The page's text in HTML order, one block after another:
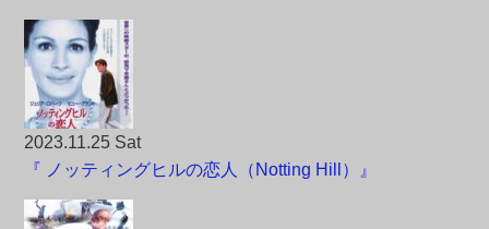
2023.11.25 Sat
『 ノッティングヒルの恋人（Notting Hill）』